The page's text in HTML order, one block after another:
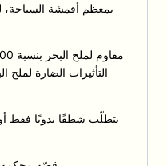
بمعظم أقمشة السباحة،
التأثيرات الضارة لملح